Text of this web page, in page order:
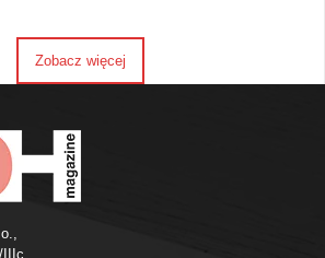
Zobacz więcej
IIIc,